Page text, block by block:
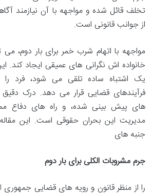
تخلف قائل شده و مواجهه با آن نیازمند
از جوانب قانونی است.
مواجهه با اتهام شرب خمر برای بار دوم، می
خانواده اش نگرانی های عمیقی ایجاد کند.
یک اشتباه ساده تلقی می شود، فرد را
فرآیندهای قضایی قرار می دهد. درک دقیق
های پیش بینی شده، و راه های دفاع
مدیریت این بحران حقوقی است. این
جنبه های
جرم مشروبات الکلی برای بار دوم
را از منظر قانون و رویه های قضایی جمهوری